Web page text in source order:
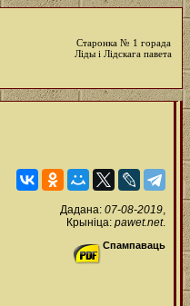
Старонка № 1 горада
Ліды і Лідскага павета
Дадана: 07-08-2019,
Крыніца: pawet.net.
Спампаваць